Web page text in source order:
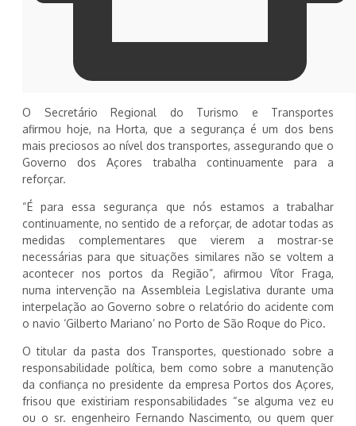
O Secretário Regional do Turismo e Transportes
afirmou hoje, na Horta, que a segurança é um dos bens
mais preciosos ao nível dos transportes, assegurando que o
Governo dos Açores trabalha continuamente para a
reforçar.
“É para essa segurança que nós estamos a trabalhar
continuamente, no sentido de a reforçar, de adotar todas as
medidas complementares que vierem a mostrar-se
necessárias para que situações similares não se voltem a
acontecer nos portos da Região”, afirmou Vítor Fraga,
numa intervenção na Assembleia Legislativa durante uma
interpelação ao Governo sobre o relatório do acidente com
o navio ‘Gilberto Mariano’ no Porto de São Roque do Pico.
O titular da pasta dos Transportes, questionado sobre a
responsabilidade política, bem como sobre a manutenção
da confiança no presidente da empresa Portos dos Açores,
frisou que existiriam responsabilidades “se alguma vez eu
ou o sr. engenheiro Fernando Nascimento, ou quem quer